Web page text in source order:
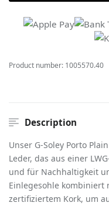
Product number: 1005570.40
Description
Unser G-Soley Porto
Leder, das aus einer
und für Nachhaltigkeit
Einlegesohle kombiniert
zertifiziertem Kork, um